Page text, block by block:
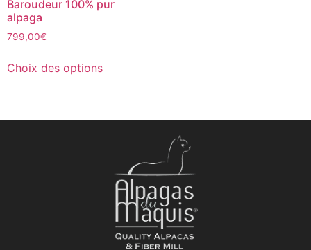
Baroudeur 100% pur
alpaga
799,00€
Choix des options